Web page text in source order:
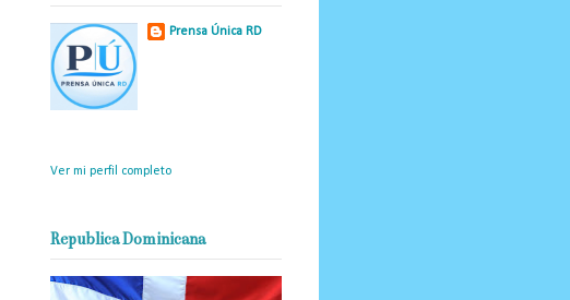
Prensa Única RD
Ver mi perfil completo
Republica Dominicana